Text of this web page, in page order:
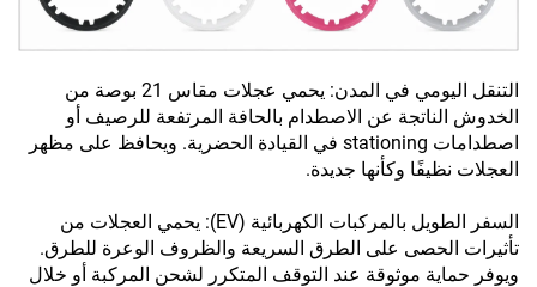
التنقل اليومي في المدن: يحمي عجلات مقاس 21 بوصة من
الخدوش الناتجة عن الاصطدام بالحافة المرتفعة للرصيف أو
اصطدامات stationing في القيادة الحضرية. ويحافظ على مظهر
العجلات نظيفًا وكأنها جديدة.
السفر الطويل بالمركبات الكهربائية (EV): يحمي العجلات من
تأثيرات الحصى على الطرق السريعة والظروف الوعرة للطرق.
ويوفر حماية موثوقة عند التوقف المتكرر لشحن المركبة أو خلال